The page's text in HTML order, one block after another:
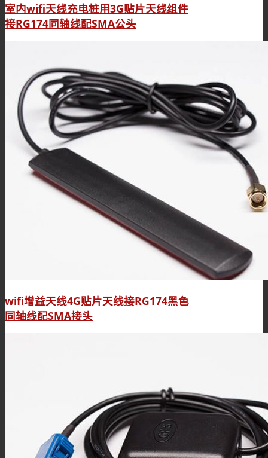
室内wifi天线充电桩用3G贴片天线组件
接RG174同轴线配SMA公头
wifi增益天线4G贴片天线接RG174黑色
同轴线配SMA接头